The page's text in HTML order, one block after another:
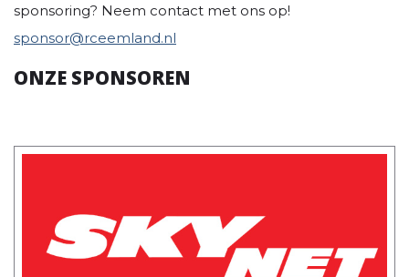
sponsoring? Neem contact met ons op!
sponsor@rceemland.nl
ONZE SPONSOREN